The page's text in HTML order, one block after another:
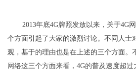
2013年底4G牌照发放以来，关于4G
个方面引起了大家的激烈讨论。不同人士
观，基于的理由也是在上述的三个方面。
网络这三个方面来看，4G的普及速度超